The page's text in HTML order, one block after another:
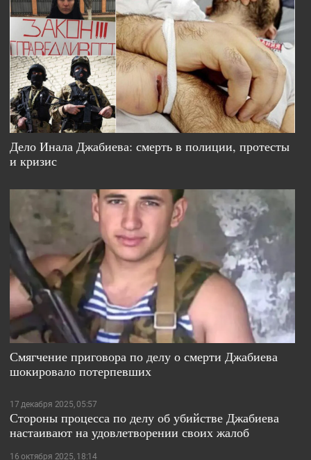
Дело Инала Джабиева: смерть в полиции, протесты
и кризис
Смягчение приговора по делу о смерти Джабиева
шокировало потерпевших
17 декабря 2025, 05:57
Стороны процесса по делу об убийстве Джабиева
настаивают на удовлетворении своих жалоб
16 октября 2025, 18:14